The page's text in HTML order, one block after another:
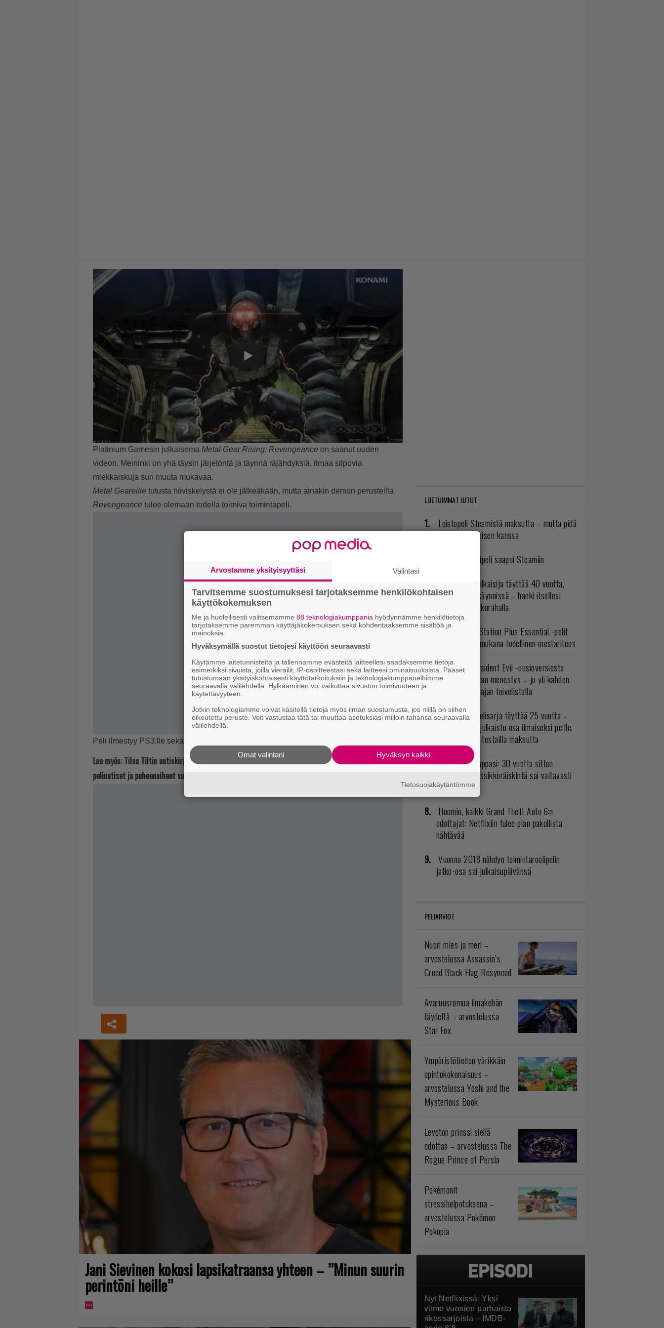
Platinium Gamesin julkaisema Metal Gear Rising: Revengeance on saanut uuden
videon. Meininki on yhä täysin järjetöntä ja täynnä räjähdyksiä, ilmaa silpovia
miekkaiskuja sun muuta mukavaa.
Metal Geareille tutusta hiiviskelystä ei ole jälkeäkään, mutta ainakin demon perusteilla
Revengeance tulee olemaan todella toimiva toimintapeli.
Peli ilmestyy PS3:lle sekä Xbox 360:lle 21. helmikuuta.
Lue myös: Tilaa Tiltin uutiskirje ja tiedät mistä kahvitauolla puhutaan! Nappaa ajankohtaiset
peliuutiset ja puheenaiheet suoraan sähköpostiin tästä.
Jani Sievinen kokosi lapsikatraansa yhteen – ”Minun suurin
perintöni heille”
LUETUIMMAT JUTUT
Loistopeli Steamistä maksutta – mutta pidä
kiirettä lataamisen kanssa
Ubisoftin hittipeli saapui Steamiin
Rakastettu julkaisija täyttää 40 vuotta,
valtavat alet käynnissä – hanki itsellesi
klassikoita pikkurahalla
Elokuun PlayStation Plus Essential -pelit
ilmestyivät – mukana todellinen mestariteos
Tulevasta Resident Evil -uusioversiosta
näyttäisi tulevan menestys – jo yli kahden
miljoonan pelaajan toivelistalla
Rakastettu pelisarja täyttää 25 vuotta –
vuonna 2012 julkaistu osa ilmaiseksi pc:lle,
muita osia voi testailla maksutta
No johan pomppasi: 30 vuotta sitten
ilmestynyt klassikkoräiskintä sai valtavasti
lisää sisältöä
Huomio, kaikki Grand Theft Auto 6:n
odottajat: Netflixiin tulee pian pakollista
nähtävää
Vuonna 2018 nähdyn toimintaroolipelin
jatko-osa sai julkaisupäivänsä
PELIARVIOT
Nuori mies ja meri –
arvostelussa Assassin’s
Creed Black Flag Resynced
Avaruusromua ilmakehän
täydeltä – arvostelussa
Star Fox
Ympäristötiedon värikkäin
opintokokonaisuus –
arvostelussa Yoshi and the
Mysterious Book
Levoton prinssi siellä
odottaa – arvostelussa The
Rogue Prince of Persia
Pokémonit
stressihelpotuksena –
arvostelussa Pokémon
Pokopia
Nyt Netflixissä: Yksi
viime vuosien parhaista
rikossarjoista – IMDB-
Arvostamme yksityisyyttäsi Valintasi
Tarvitsemme suostumuksesi tarjotaksemme henkilökohtaisen
käyttökokemuksen
Me ja huolellisesti valitsemamme 88 teknologiakumppania hyödynnämme henkilötietoja
tarjotaksemme paremman käyttäjäkokemuksen sekä kohdentaaksemme sisältöä ja
mainoksia.
Hyväksymällä suostut tietojesi käyttöön seuraavasti
Käytämme laitetunnisteita ja tallennamme evästeitä laitteellesi saadaksemme tietoja
esimerkiksi sivuista, joilla vierailit, IP-osoitteestasi sekä laitteesi ominaisuuksista. Pääset
tutustumaan yksityiskohtaisesti käyttötarkoituksiin ja teknologiakumppaneihimme
seuraavalla välilehdellä. Hylkääminen voi vaikuttaa sivuston toimivuuteen ja
käytettävyyteen.
Jotkin teknologiamme voivat käsitellä tietoja myös ilman suostumusta, jos niillä on siihen
oikeutettu peruste. Voit vastustaa tätä tai muuttaa asetuksiasi milloin tahansa seuraavalla
välilehdellä.
Hyväksyn kaikki
Omat valintani
Tietosuojakäytäntömme